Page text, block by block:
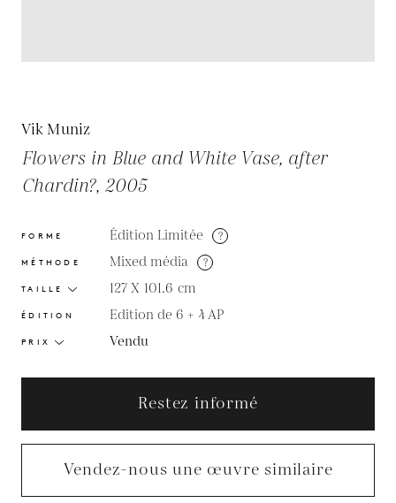
Vik Muniz
Flowers in Blue and White Vase, after
Chardin?, 2005
FORME Édition Limitée ?
MÉTHODE Mixed média ?
TAILLE 127 X 101.6 cm
ÉDITION Edition de 6 + 4 AP
PRIX Vendu
Restez informé
Vendez-nous une œuvre similaire